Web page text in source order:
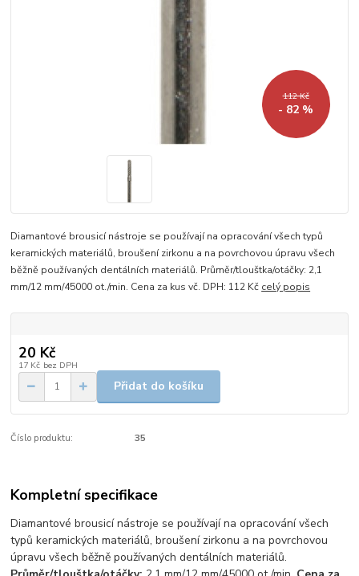
112 Kč
- 82 %
Diamantové brousicí nástroje se používají na opracování všech typů
keramických materiálů, broušení zirkonu a na povrchovou úpravu všech
běžně používaných dentálních materiálů. Průměr/tlouštka/otáčky: 2,1
mm/12 mm/45000 ot./min. Cena za kus vč. DPH: 112 Kč celý popis
20 Kč
17 Kč bez DPH
Přidat do košíku
Číslo produktu: 35
Kompletní specifikace
Diamantové brousicí nástroje se používají na opracování všech
typů keramických materiálů, broušení zirkonu a na povrchovou
úpravu všech běžně používaných dentálních materiálů.